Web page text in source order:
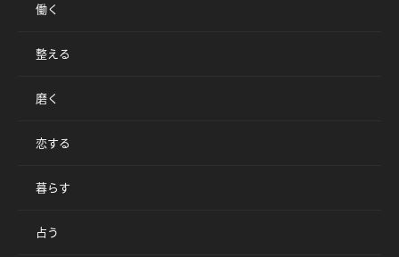
働く
整える
磨く
恋する
暮らす
占う